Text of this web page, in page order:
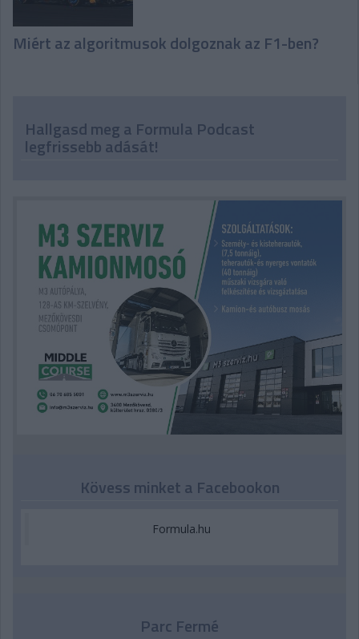
Miért az algoritmusok dolgoznak az F1-ben?
Hallgasd meg a Formula Podcast
legfrissebb adását!
Kövess minket a Facebookon
Formula.hu
Parc Fermé